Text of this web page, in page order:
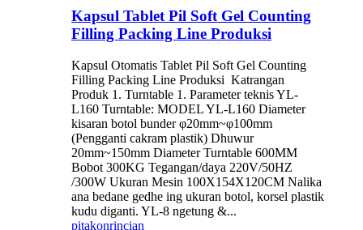
Kapsul Tablet Pil Soft Gel Counting
Filling Packing Line Produksi
Kapsul Otomatis Tablet Pil Soft Gel Counting
Filling Packing Line Produksi ​ Katrangan
Produk 1. Turntable 1. Parameter teknis YL-
L160 Turntable: MODEL YL-L160 Diameter
kisaran botol bunder φ20mm~φ100mm
(Pengganti cakram plastik) Dhuwur
20mm~150mm Diameter Turntable 600MM
Bobot 300KG Tegangan/daya 220V/50HZ
/300W Ukuran Mesin 100X154X120CM Nalika
ana bedane gedhe ing ukuran botol, korsel plastik
kudu diganti. YL-8 ngetung &...
pitakonrincian